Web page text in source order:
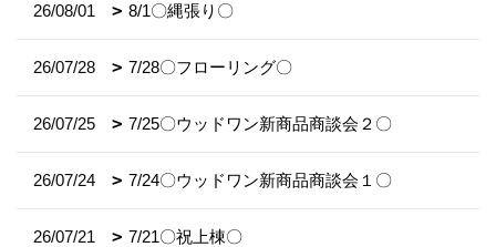
26/08/01 8/1〇縄張り〇
26/07/28 7/28〇フローリング〇
26/07/25 7/25〇ウッドワン新商品商談会２〇
26/07/24 7/24〇ウッドワン新商品商談会１〇
26/07/21 7/21〇祝上棟〇